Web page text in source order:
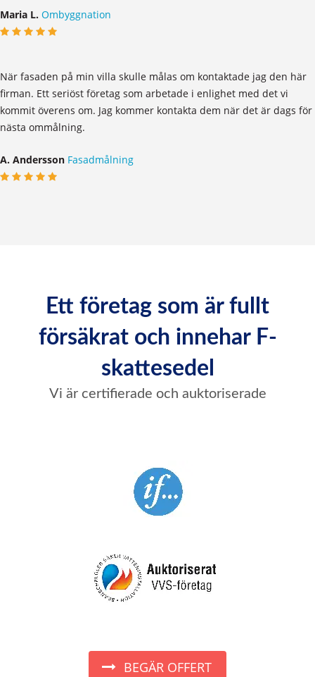
Maria L. Ombyggnation
När fasaden på min villa skulle målas om kontaktade jag den här
firman. Ett seriöst företag som arbetade i enlighet med det vi
kommit överens om. Jag kommer kontakta dem när det är dags för
nästa ommålning.
A. Andersson Fasadmålning
Ett företag som är fullt
försäkrat och innehar F-
skattesedel
Vi är certifierade och auktoriserade
BEGÄR OFFERT